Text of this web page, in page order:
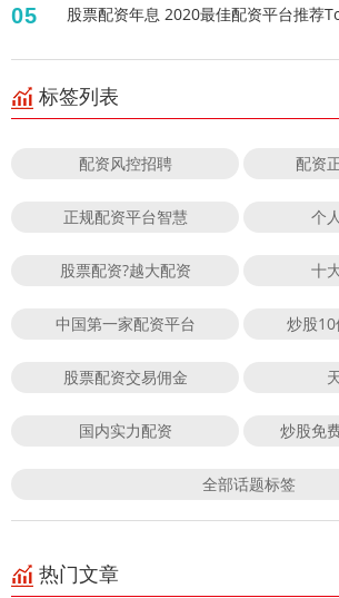
05 股票配资年息 2020最佳配资平台推荐
标签列表
配资风控招聘 配资
正规配资平台智慧 个
股票配资?越大配资 十
中国第一家配资平台 炒股
股票配资交易佣金
国内实力配资 炒股免
全部话题标签
热门文章